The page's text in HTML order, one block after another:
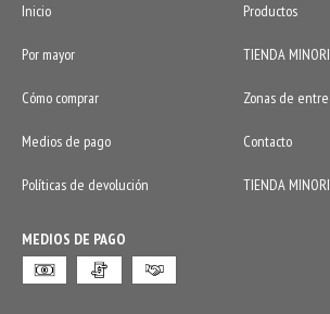
Inicio
Productos
Por mayor TIENDA
Cómo comprar Zonas de
Medios de pago Contacto
Políticas de devolución TIENDA
MEDIOS DE PAGO